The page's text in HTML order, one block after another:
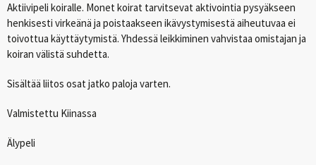
Aktiivipeli koiralle. Monet koirat tarvitsevat aktivointia pysyäkseen
henkisesti virkeänä ja poistaakseen ikävystymisestä aiheutuvaa ei
toivottua käyttäytymistä. Yhdessä leikkiminen vahvistaa omistajan ja
koiran välistä suhdetta.
Sisältää liitos osat jatko paloja varten.
Valmistettu Kiinassa
Älypeli